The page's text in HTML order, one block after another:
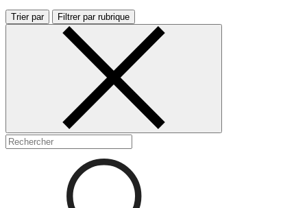
Trier par Filtrer par rubrique